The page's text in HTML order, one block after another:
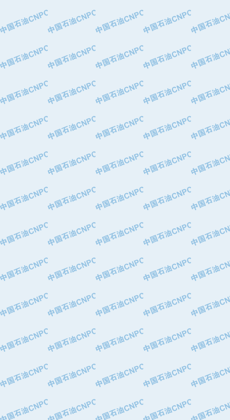
·中国石油锦西石化分公司
·大港油田集团有限责任公司
·深圳市肯多斯实业发展有限公司
·山东墨龙石油机械股份有限公司
·无锡西姆莱斯石油专用管制造有限公
·武汉钢铁（集团）公司
·马鞍山钢铁股份有限公司
·中国石油天然气股份有限公司兰州石
·中国石化茂名石化分公司
·中国石油大港油田分公司
·靖江市天和泵业有限公司
·中油油气勘探软件国家工程研究中心
·西安长庆钻宇集团咸阳石化有限公司
·新疆新冠控制系统工程有限公司
·新疆安维消防设施器材有限公司
·华北石油津工机械制造有限公司
·上海山武控制仪表有限公司
·上海赛科石油化工有限责任公司
·上海高桥石化
·中国石化扬子石油化工股份有限公司
·中国石化长岭炼化公司
·中国石油长庆油田分公司
·山东墨龙石油机械股份有限公司
·大庆油田物资集团
·南阳防爆集团有限公司